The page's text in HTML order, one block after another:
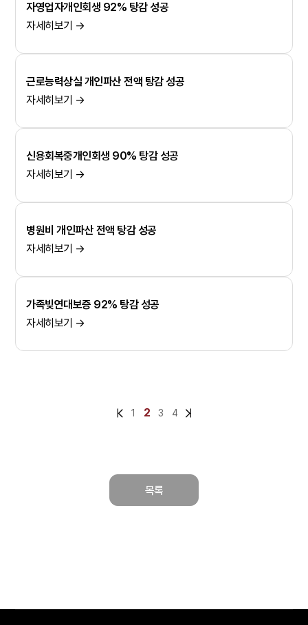
자영업자개인회생 92% 탕감 성공
자세히보기 →
근로능력상실 개인파산 전액 탕감 성공
자세히보기 →
신용회복중개인회생 90% 탕감 성공
자세히보기 →
병원비 개인파산 전액 탕감 성공
자세히보기 →
가족빚연대보증 92% 탕감 성공
자세히보기 →
1 2 3 4
목록